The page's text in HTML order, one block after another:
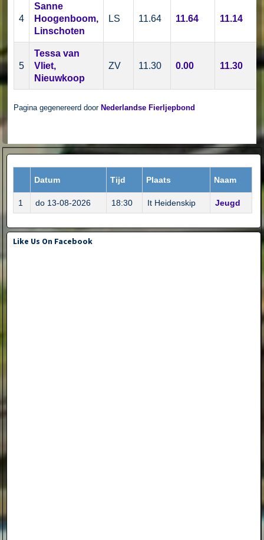
4
Sanne
Hoogenboom,
Linschoten
LS 11.64 11.64 11.14
5
Tessa van
Vliet,
Nieuwkoop
ZV 11.30 0.00 11.30
Pagina gegenereerd door Nederlandse Fierljepbond
Datum Tijd Plaats Naam
1 do 13-08-2026 18:30 It Heidenskip Jeugd
Like Us On Facebook